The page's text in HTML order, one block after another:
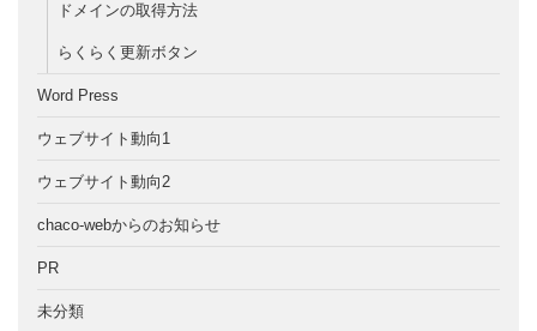
ドメインの取得方法
らくらく更新ボタン
Word Press
ウェブサイト動向1
ウェブサイト動向2
chaco-webからのお知らせ
PR
未分類